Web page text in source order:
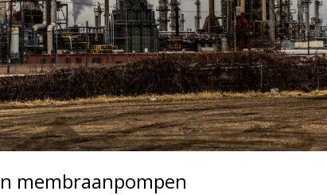
membraanpompen